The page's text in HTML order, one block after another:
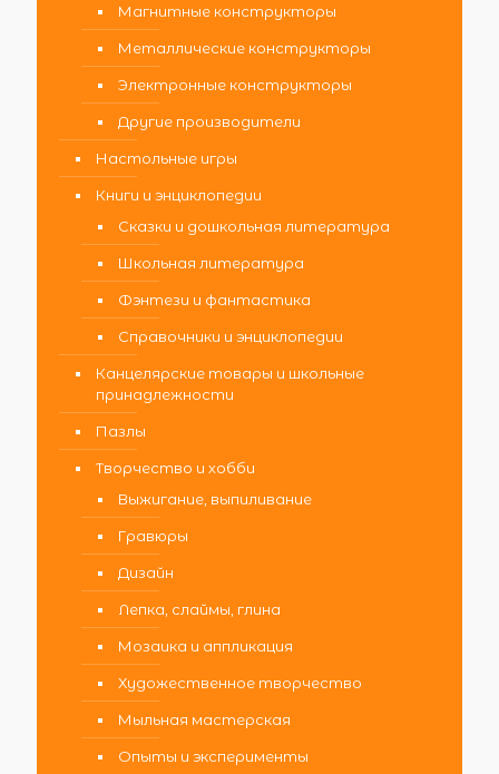
Магнитные конструкторы
Металлические конструкторы
Электронные конструкторы
Другие производители
Настольные игры
Книги и энциклопедии
Сказки и дошкольная литература
Школьная литература
Фэнтези и фантастика
Справочники и энциклопедии
Канцелярские товары и школьные
принадлежности
Пазлы
Творчество и хобби
Выжигание, выпиливание
Гравюры
Дизайн
Лепка, слаймы, глина
Мозаика и аппликация
Художественное творчество
Мыльная мастерская
Опыты и эксперименты